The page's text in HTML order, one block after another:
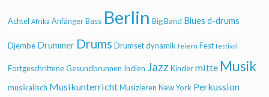
Achtel Afrika Anfänger Bass Berlin Big Band Blues d-drums
Djembe Drummer Drums Drumset dynamik feiern Fest festival
Fortgeschrittene Gesundbrunnen Indien Jazz Kinder mitte Musik
musikalisch Musikunterricht Musizieren New York Perkussion